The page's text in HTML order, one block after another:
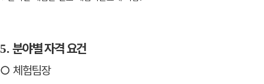
5. 분야별 자격 요건
○ 체험팀장